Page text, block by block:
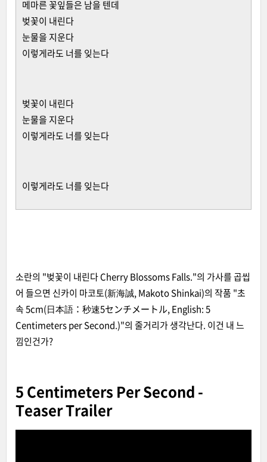
메마른 꽃잎들은 남을 텐데
벚꽃이 내린다
눈물을 지운다
이렇게라도 너를 잊는다
벚꽃이 내린다
눈물을 지운다
이렇게라도 너를 잊는다
이렇게라도 너를 잊는다
소란의 "벚꽃이 내린다 Cherry Blossoms Falls."의 가사를 곱씹
어 들으면 신카이 마코토(新海誠, Makoto Shinkai)의 작품 "초
속 5cm(日本語： 秒速5センチメートル, English: 5
Centimeters per Second.)"의 줄거리가 생각난다. 이건 내 느
낌인건가?
5 Centimeters Per Second -
Teaser Trailer